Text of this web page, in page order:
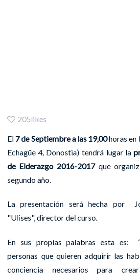
205likes
El 7 de Septiembre a las 19,00horas en
Echagüe 4, Donostia) tendrá lugar la
de Elderazgo 2016-2017que
segundo año.
La presentación será hecha por
"Ulises", director del curso.
En sus propias palabras esta es:
personas que quieren adquirir las
conciencia necesarios para